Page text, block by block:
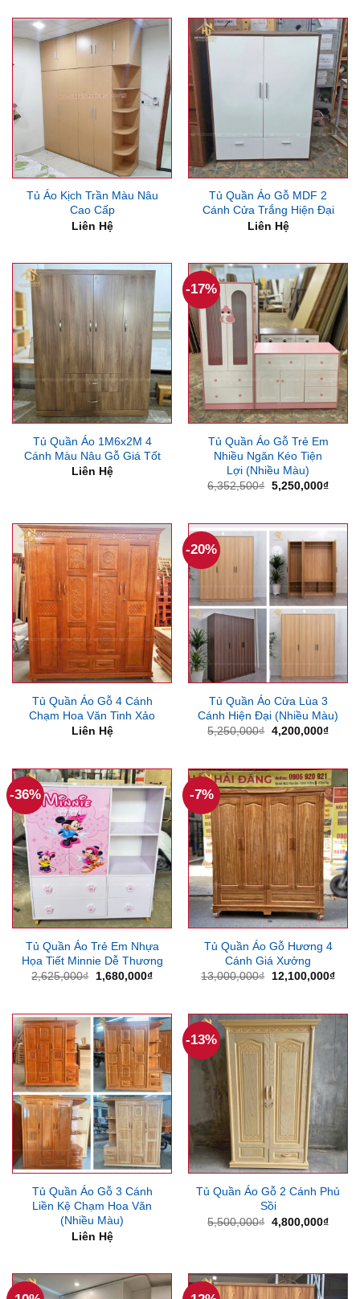
Tủ Áo Kịch Trần Màu Nâu
Cao Cấp
Liên Hệ
Tủ Quần Áo Gỗ MDF 2
Cánh Cửa Trắng Hiện Đại
Liên Hệ
Tủ Quần Áo 1M6x2M 4
Cánh Màu Nâu Gỗ Giá Tốt
Liên Hệ
-17%
Tủ Quần Áo Gỗ Trẻ Em
Nhiều Ngăn Kéo Tiện
Lợi (Nhiều Màu)
6,352,500₫ Giá
5,250,000₫Giá
Tủ Quần Áo Gỗ 4 Cánh
Chạm Hoa Văn Tinh Xảo
Liên Hệ
-20%
Tủ Quần Áo Cửa Lùa 3
Cánh Hiện Đại (Nhiều Màu)
5,250,000₫ Giá
4,200,000₫Giá
-36%
Tủ Quần Áo Trẻ Em Nhựa
Họa Tiết Minnie Dễ Thương
2,625,000₫
Giá
1,680,000₫Giá
1,680,000₫.
-7%
Tủ Quần Áo Gỗ Hương 4
Cánh Giá Xưởng
13,000,000₫
Giá
12,100,000₫Giá
Tủ Quần Áo Gỗ 3 Cánh
Liền Kệ Chạm Hoa Văn
(Nhiều Màu)
Liên Hệ
-13%
Tủ Quần Áo Gỗ 2 Cánh Phủ
Sồi
5,500,000₫ Giá
4,800,000₫Giá